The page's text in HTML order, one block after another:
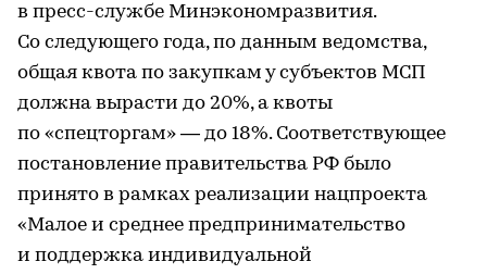
в пресс-службе Минэкономразвития.
Со следующего года, по данным ведомства,
общая квота по закупкам у субъектов МСП
должна вырасти до 20%, а квоты
по «спецторгам» — до 18%. Соответствующее
постановление правительства РФ было
принято в рамках реализации нацпроекта
«Малое и среднее предпринимательство
и поддержка индивидуальной